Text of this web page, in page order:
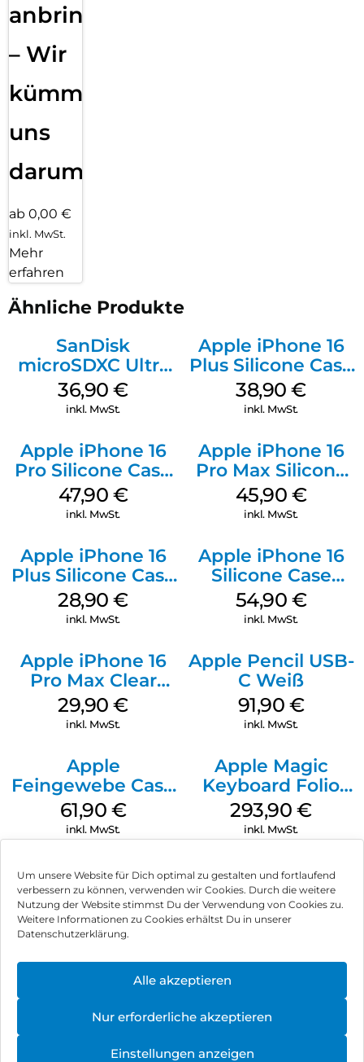
Um unsere Website für Dich optimal zu gestalten und fortlaufend
verbessern zu können, verwenden wir Cookies. Durch die weitere
Nutzung der Website stimmst Du der Verwendung von Cookies zu.
Weitere Informationen zu Cookies erhältst Du in unserer
Datenschutzerklärung.
Alle akzeptieren
Nur erforderliche akzeptieren
Einstellungen anzeigen
anbringen
– Wir
kümmern
uns
darum!
ab 0,00 €
inkl. MwSt.
Mehr
erfahren
Ähnliche Produkte
SanDisk
microSDXC Ultra
128 GB + Adapter
Mobile
36,90€
inkl. MwSt.
Apple iPhone 16
Plus Silicone Case
MagSafe Denim
38,90€
inkl. MwSt.
Apple iPhone 16
Pro Silicone Case
MagSafe Denim
47,90 €
inkl. MwSt.
Apple iPhone 16
Pro Max Silicone
Case MagSafe
Ultramarine
45,90 €
inkl. MwSt.
Apple iPhone 16
Plus Silicone Case
MagSafe Black
28,90€
inkl. MwSt.
Apple iPhone 16
Silicone Case
MagSafe Black
54,90 €
inkl. MwSt.
Apple iPhone 16
Pro Max Clear
Case MagSafe
Transparent
29,90€
inkl. MwSt.
Apple Pencil USB-
C Weiß
91,90 €
inkl. MwSt.
Apple
Feingewebe Case
iPhone 15 Pro
MagSafe Schwarz
61,90 €
inkl. MwSt.
Apple Magic
Keyboard Folio
iPad 10.9″ (10.Gen.)
Weiß
293,90€
inkl. MwSt.
Impressum
Hinweis zur Batterieentsorgung